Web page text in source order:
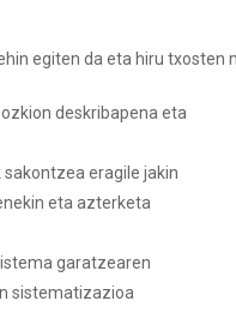
egiten da eta hiru txosten
deskribapena eta
eragile jakin
eta azterketa
garatzearen
sistematizazioa